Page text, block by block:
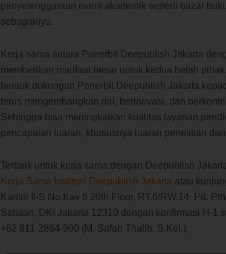
penyelenggaraan event akademik seperti bazar
sebagainya.
Kerja sama antara Penerbit Deepublish Jakarta
memberikan manfaat besar untuk kedua belah
bentuk dukungan Penerbit Deepublish Jakarta
terus mengembangkan diri, berinovasi, dan
Sehingga bisa meningkatkan kualitas layanan
pencapaian luaran, khususnya luaran penelitian
Tertarik untuk kerja sama dengan Deepublish
Kerja Sama Institusi Deepublish Jakarta atau
Kartini II-S No.Kav 6 20th Floor, RT.6/RW.14, Pd.
Selatan, DKI Jakarta 12310 dengan konfirmasi H-1
+62 811-2864-990 (M. Safah Thalib, S.Kel.).